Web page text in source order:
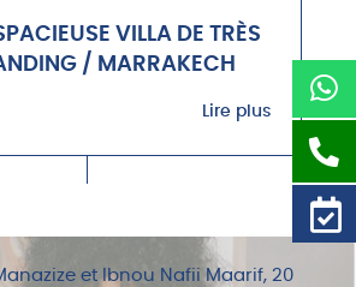
VILLA DE TRÈS
/ MARRAKECH
Lire plus
et Ibnou Nafii Maarif, 20